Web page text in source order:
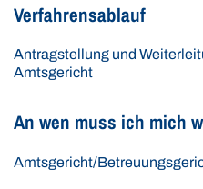
Verfahrensablauf
Antragstellung und
Amtsgericht
An wen muss ich mich
Amtsgericht/